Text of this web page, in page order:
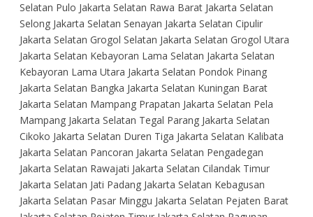
Selatan Pulo Jakarta Selatan Rawa Barat Jakarta Selatan
Selong Jakarta Selatan Senayan Jakarta Selatan Cipulir
Jakarta Selatan Grogol Selatan Jakarta Selatan Grogol Utara
Jakarta Selatan Kebayoran Lama Selatan Jakarta Selatan
Kebayoran Lama Utara Jakarta Selatan Pondok Pinang
Jakarta Selatan Bangka Jakarta Selatan Kuningan Barat
Jakarta Selatan Mampang Prapatan Jakarta Selatan Pela
Mampang Jakarta Selatan Tegal Parang Jakarta Selatan
Cikoko Jakarta Selatan Duren Tiga Jakarta Selatan Kalibata
Jakarta Selatan Pancoran Jakarta Selatan Pengadegan
Jakarta Selatan Rawajati Jakarta Selatan Cilandak Timur
Jakarta Selatan Jati Padang Jakarta Selatan Kebagusan
Jakarta Selatan Pasar Minggu Jakarta Selatan Pejaten Barat